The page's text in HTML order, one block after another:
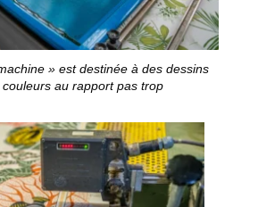
» est destinée à des dessins
au rapport pas trop